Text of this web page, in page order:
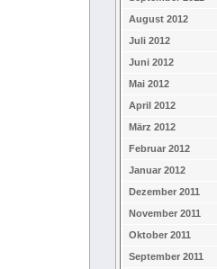
August 2012
Juli 2012
Juni 2012
Mai 2012
April 2012
März 2012
Februar 2012
Januar 2012
Dezember 2011
November 2011
Oktober 2011
September 2011